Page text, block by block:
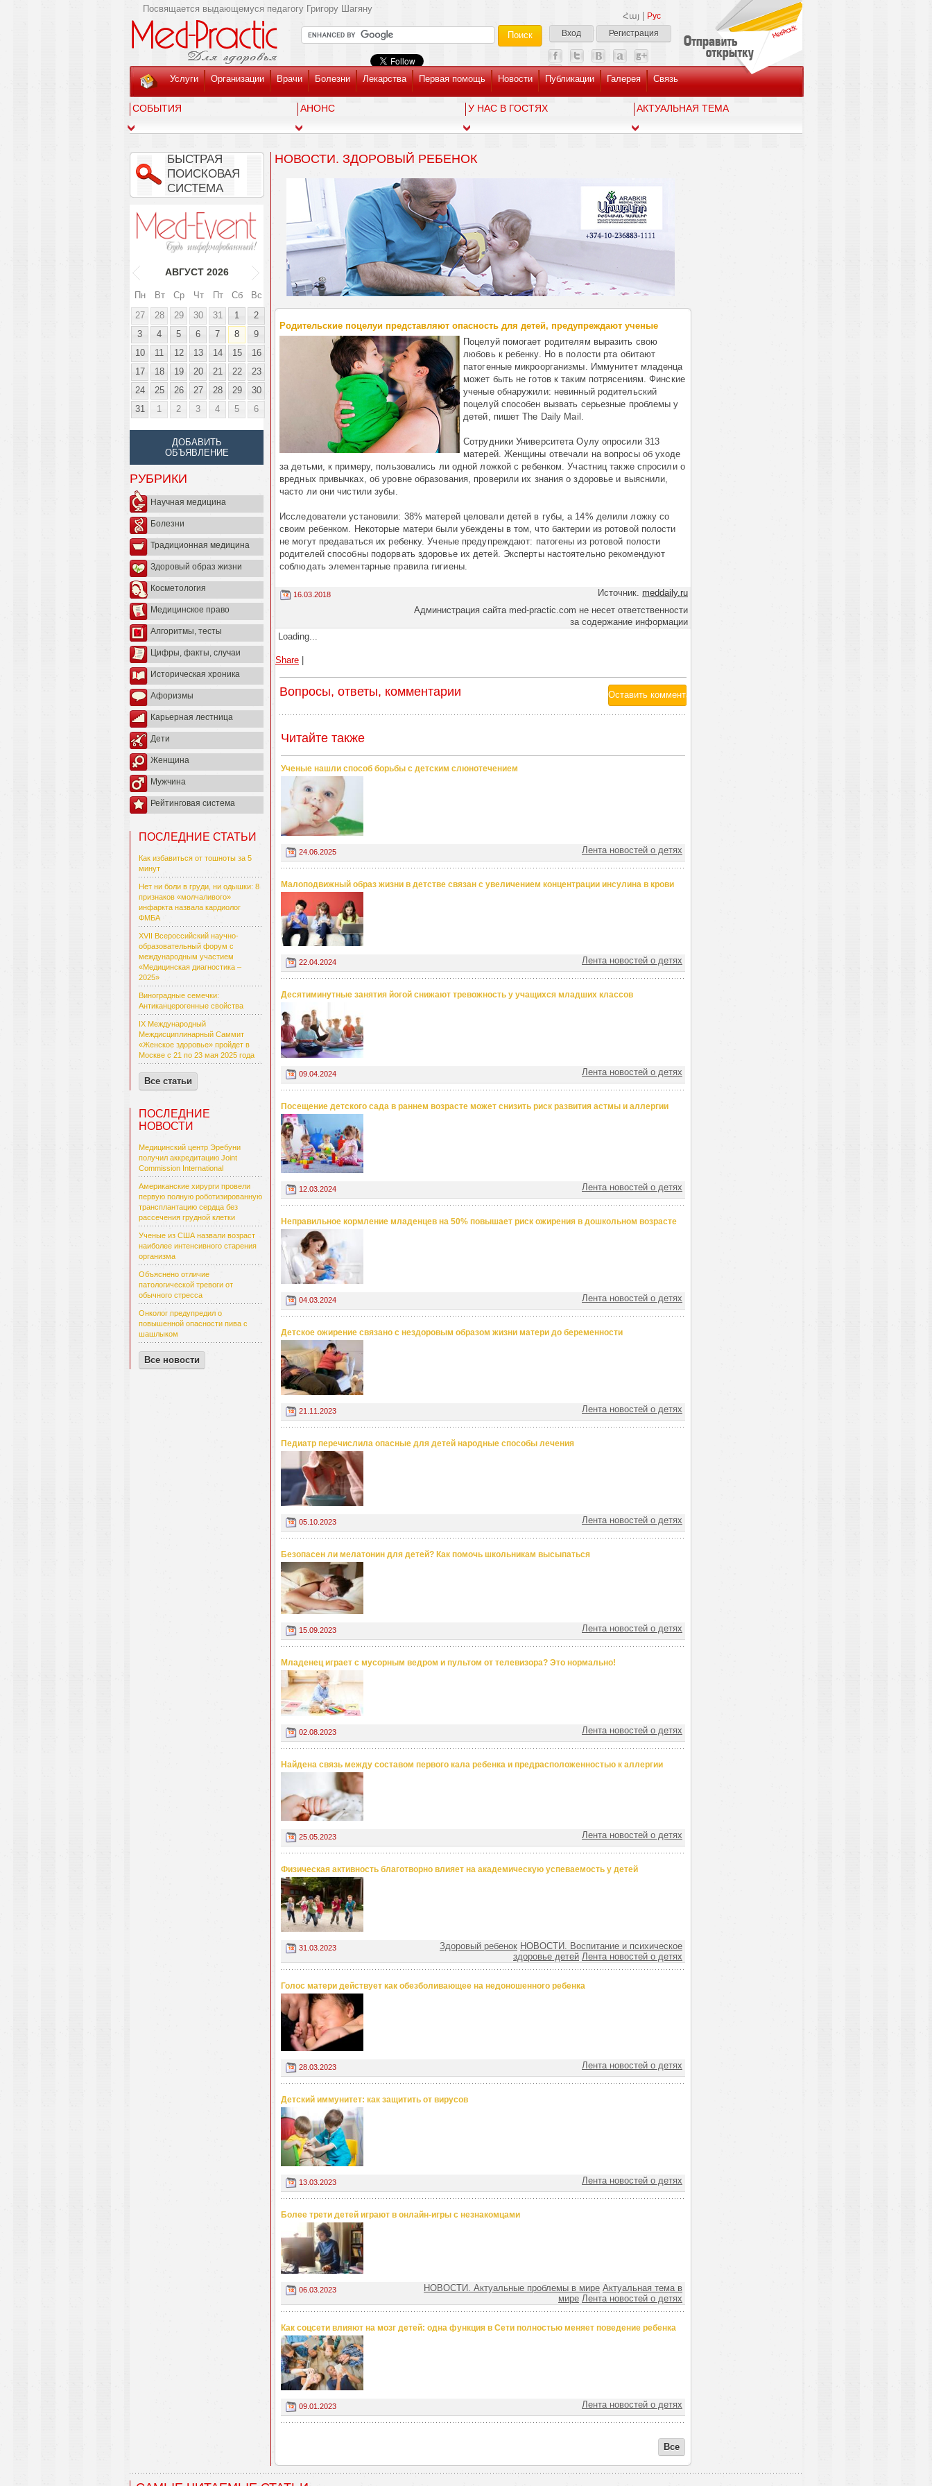
Հայ
Рус
Вход
Регистрация
Посвящается выдающемуся педагогу Григору Шагяну
Услуги Организации Врачи Болезни Лекарства Первая помощь Новости Публикации Галерея Связь
СОБЫТИЯ АНОНС У НАС В ГОСТЯХ AКТУАЛЬНАЯ ТЕМА
БЫСТРАЯ
ПОИСКОВАЯ
СИСТЕМА
АВГУСТ 2026
Пн Вт Ср Чт Пт Сб
Вс
27
28 29 30 31 1
2
3
4 5 6 7 8
9
10
11 12 13 14 15
16
17
18 19 20 21 22
23
24
25 26 27 28 29
30
31
1 2 3 4 5 6
ДОБАВИТЬ
ОБЪЯВЛЕНИЕ
РУБРИКИ
Научная медицина
Болезни
Традиционная медицина
Здоровый образ жизни
Косметология
Медицинское право
Алгоритмы, тесты
Цифры, факты, случаи
Историческая хроника
Афоризмы
Карьерная лестница
Дети
Женщина
Мужчина
Рейтинговая система
ПОСЛЕДНИЕ СТАТЬИ
Как избавиться от тошноты за 5
минут
Нет ни боли в груди, ни одышки: 8
признаков «молчаливого»
инфаркта назвала кардиолог
ФМБА
XVII Всероссийский научно-
образовательный форум с
международным участием
«Медицинская диагностика –
2025»
Виноградные семечки:
Антиканцерогенные свойства
IX Международный
Междисциплинарный Саммит
«Женское здоровье» пройдет в
Москве с 21 по 23 мая 2025 года
Все статьи
ПОСЛЕДНИЕ
НОВОСТИ
Медицинский центр Эребуни
получил аккредитацию Joint
Commission International
Американские хирурги провели
первую полную роботизированную
трансплантацию сердца без
рассечения грудной клетки
Ученые из США назвали возраст
наиболее интенсивного старения
организма
Объяснено отличие
патологической тревоги от
обычного стресса
Онколог предупредил о
повышенной опасности пива с
шашлыком
Все новости
НОВОСТИ. ЗДОРОВЫЙ РЕБЕНОК
Родительские поцелуи представляют опасность для детей, предупреждают ученые
Поцелуй помогает родителям выразить свою
любовь к ребенку. Но в полости рта обитают
патогенные микроорганизмы. Иммунитет младенца
может быть не готов к таким потрясениям. Финские
ученые обнаружили: невинный родительский
поцелуй способен вызвать серьезные проблемы у
детей, пишет The Daily Mail.
Сотрудники Университета Оулу опросили 313
матерей. Женщины отвечали на вопросы об уходе
за детьми, к примеру, пользовались ли одной ложкой с ребенком. Участниц также спросили о
вредных привычках, об уровне образования, проверили их знания о здоровье и выяснили,
часто ли они чистили зубы.
Исследователи установили: 38% матерей целовали детей в губы, а 14% делили ложку со
своим ребенком. Некоторые матери были убеждены в том, что бактерии из ротовой полости
не могут предаваться их ребенку. Ученые предупреждают: патогены из ротовой полости
родителей способны подорвать здоровье их детей. Эксперты настоятельно рекомендуют
соблюдать элементарные правила гигиены.
16.03.2018 Источник. meddaily.ru
Администрация сайта med-practic.com не несет ответственности
за содержание информации
Loading...
Share
Вопросы, ответы, комментарии
Читайте также
Ученые нашли способ борьбы с детским слюнотечением
24.06.2025 Лента новостей о детях
Малоподвижный образ жизни в детстве связан с увеличением концентрации инсулина в крови
22.04.2024 Лента новостей о детях
Десятиминутные занятия йогой снижают тревожность у учащихся младших классов
09.04.2024 Лента новостей о детях
Посещение детского сада в раннем возрасте может снизить риск развития астмы и аллергии
12.03.2024 Лента новостей о детях
Неправильное кормление младенцев на 50% повышает риск ожирения в дошкольном возрасте
04.03.2024 Лента новостей о детях
Детское ожирение связано с нездоровым образом жизни матери до беременности
21.11.2023 Лента новостей о детях
Педиатр перечислила опасные для детей народные способы лечения
05.10.2023 Лента новостей о детях
Безопасен ли мелатонин для детей? Как помочь школьникам высыпаться
15.09.2023 Лента новостей о детях
Младенец играет с мусорным ведром и пультом от телевизора? Это нормально!
02.08.2023 Лента новостей о детях
Найдена связь между составом первого кала ребенка и предрасположенностью к аллергии
25.05.2023 Лента новостей о детях
Физическая активность благотворно влияет на академическую успеваемость у детей
31.03.2023 Здоровый ребенок НОВОСТИ. Воспитание и психическое
здоровье детей Лента новостей о детях
Голос матери действует как обезболивающее на недоношенного ребенка
28.03.2023 Лента новостей о детях
Детский иммунитет: как защитить от вирусов
13.03.2023 Лента новостей о детях
Более трети детей играют в онлайн-игры с незнакомцами
06.03.2023 НОВОСТИ. Актуальные проблемы в мире Актуальная тема в
мире Лента новостей о детях
Как соцсети влияют на мозг детей: одна функция в Сети полностью меняет поведение ребенка
09.01.2023 Лента новостей о детях
Все